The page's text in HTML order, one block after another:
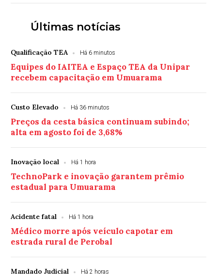
Últimas notícias
Qualificação TEA Há 6 minutos
Equipes do IAITEA e Espaço TEA da Unipar
recebem capacitação em Umuarama
Custo Elevado Há 36 minutos
Preços da cesta básica continuam subindo;
alta em agosto foi de 3,68%
Inovação local Há 1 hora
TechnoPark e inovação garantem prêmio
estadual para Umuarama
Acidente fatal Há 1 hora
Médico morre após veículo capotar em
estrada rural de Perobal
Mandado Judicial Há 2 horas